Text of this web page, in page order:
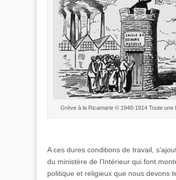
Grève à la Ricamarie © 1948-1914 Toute une
A ces dures conditions de travail,
du ministère de l’Intérieur qui font
politique et religieux que nous devons